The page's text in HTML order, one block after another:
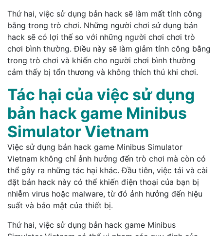
Thứ hai, việc sử dụng bản hack sẽ làm mất tính công
bằng trong trò chơi. Những người chơi sử dụng bản
hack sẽ có lợi thế so với những người chơi chơi trò
chơi bình thường. Điều này sẽ làm giảm tính công bằng
trong trò chơi và khiến cho người chơi bình thường
cảm thấy bị tổn thương và không thích thú khi chơi.
Tác hại của việc sử dụng
bản hack game Minibus
Simulator Vietnam
Việc sử dụng bản hack game Minibus Simulator
Vietnam không chỉ ảnh hưởng đến trò chơi mà còn có
thể gây ra những tác hại khác. Đầu tiên, việc tải và cài
đặt bản hack này có thể khiến điện thoại của bạn bị
nhiễm virus hoặc malware, từ đó ảnh hưởng đến hiệu
suất và bảo mật của thiết bị.
Thứ hai, việc sử dụng bản hack game Minibus